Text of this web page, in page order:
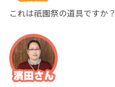
これは祇園祭の道具ですか？